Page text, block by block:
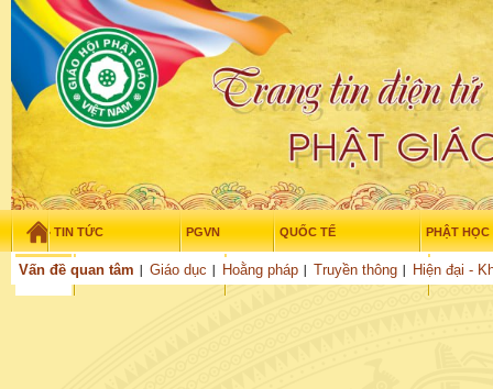
TIN TỨC PGVN QUỐC TẾ PHẬT HỌC
THỜI ĐẠI
Vấn đề quan tâm Giáo dục Hoằng pháp Truyền thông Hiện đại -
TUỔI TRẺ NGHIÊN CỨU VĂN HỌC
Thứ sáu - 7/08/2026 23: 21 :56